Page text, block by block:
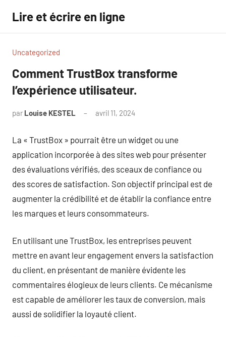
contenu
Lire et écrire en ligne
Uncategorized
Comment TrustBox transforme
l’expérience utilisateur.
par Louise KESTEL avril 11, 2024
La « TrustBox » pourrait être un widget ou une
application incorporée à des sites web pour présenter
des évaluations vérifiés, des sceaux de confiance ou
des scores de satisfaction. Son objectif principal est de
augmenter la crédibilité et de établir la confiance entre
les marques et leurs consommateurs.
En utilisant une TrustBox, les entreprises peuvent
mettre en avant leur engagement envers la satisfaction
du client, en présentant de manière évidente les
commentaires élogieux de leurs clients. Ce mécanisme
est capable de améliorer les taux de conversion, mais
aussi de solidifier la loyauté client.